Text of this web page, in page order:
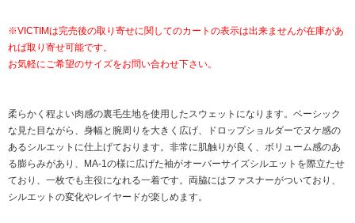
※VICTIMは完売後の取り寄せに関してのカートの表示は出来ませんが在庫があ
れば取り寄せ可能です。
お気軽にご希望のサイズをお問い合わせ下さい。
柔らかく程よい肉感の裏毛生地を使用したスウェットになります。ベーシック
な見た目ながら、身幅と腕周りを大きく広げ、ドロップショルダーでヌケ感の
あるシルエットに仕上げております。非常に肌触りが良く、ボリューム感のあ
る膨らみがあり、MA-1の様に広げた袖がオーバーサイズシルエットを際立たせ
ており、一枚でも主役になれる一着です。両脇にはファスナーがついており、
シルエットの変化やレイヤードが楽しめます。